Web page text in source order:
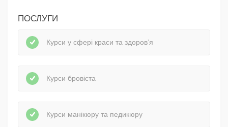
ПОСЛУГИ
Курси у сфері краси та здоров’я
Курси бровіста
Курси манікюру та педикюру